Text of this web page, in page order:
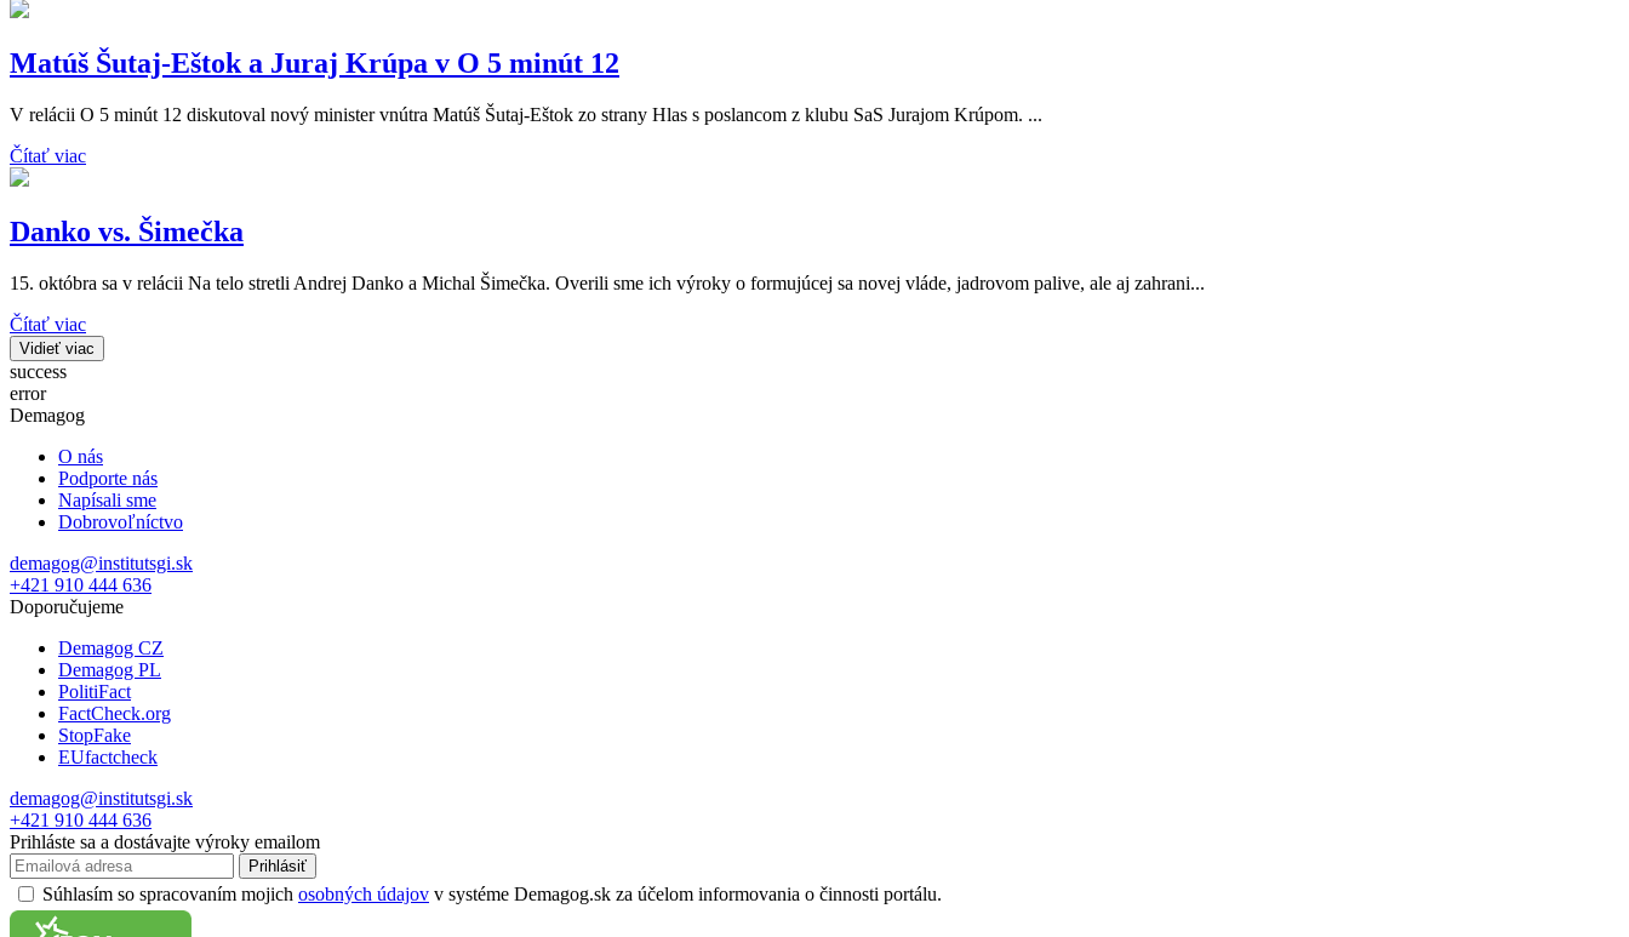
Matúš Šutaj-Eštok a Juraj Krúpa v O 5 minút 12
V relácii O 5 minút 12 diskutoval nový minister vnútra Matúš Šutaj-Eštok zo strany Hlas s poslancom z klubu SaS Jurajom Krúpom. ...
Čítať viac
Danko vs. Šimečka
15. októbra sa v relácii Na telo stretli Andrej Danko a Michal Šimečka. Overili sme ich výroky o formujúcej sa novej vláde, jadrovom palive, ale aj zahrani...
Čítať viac
Vidieť viac
success
error
Demagog
O nás
Podporte nás
Napísali sme
Dobrovoľníctvo
demagog@institutsgi.sk
+421 910 444 636
Doporučujeme
Demagog CZ
Demagog PL
PolitiFact
FactCheck.org
StopFake
EUfactcheck
demagog@institutsgi.sk
+421 910 444 636
Prihláste sa a dostávajte výroky emailom
Prihlásiť
Súhlasím so spracovaním mojich osobných údajov v systéme Demagog.sk za účelom informovania o činnosti portálu.